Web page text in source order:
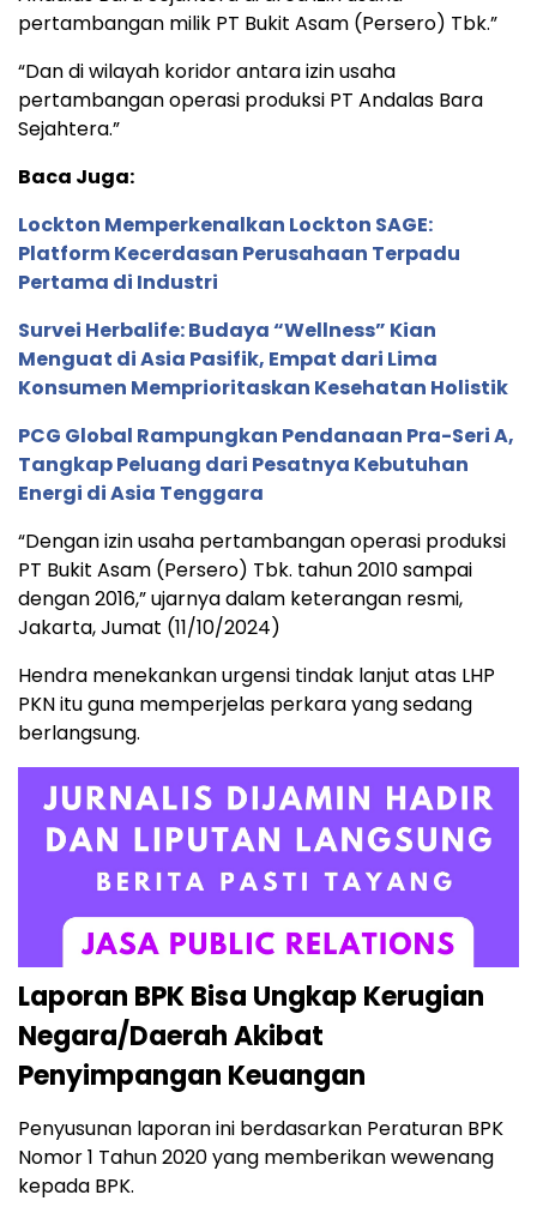
pertambangan milik PT Bukit Asam (Persero) Tbk.”
“Dan di wilayah koridor antara izin usaha
pertambangan operasi produksi PT Andalas Bara
Sejahtera.”
Baca Juga:
Lockton Memperkenalkan Lockton SAGE:
Platform Kecerdasan Perusahaan Terpadu
Pertama di Industri
Survei Herbalife: Budaya “Wellness” Kian
Menguat di Asia Pasifik, Empat dari Lima
Konsumen Memprioritaskan Kesehatan Holistik
PCG Global Rampungkan Pendanaan Pra-Seri A,
Tangkap Peluang dari Pesatnya Kebutuhan
Energi di Asia Tenggara
“Dengan izin usaha pertambangan operasi produksi
PT Bukit Asam (Persero) Tbk. tahun 2010 sampai
dengan 2016,” ujarnya dalam keterangan resmi,
Jakarta, Jumat (11/10/2024)
Hendra menekankan urgensi tindak lanjut atas LHP
PKN itu guna memperjelas perkara yang sedang
berlangsung.
Laporan BPK Bisa Ungkap Kerugian
Negara/Daerah Akibat
Penyimpangan Keuangan
Penyusunan laporan ini berdasarkan Peraturan BPK
Nomor 1 Tahun 2020 yang memberikan wewenang
kepada BPK.